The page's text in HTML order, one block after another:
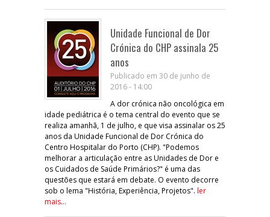
Unidade Funcional de Dor
Crónica do CHP assinala 25
anos
Publicado em 30 de junho de
2016 - 14:00
A dor crónica não oncológica em
idade pediátrica é o tema central do evento que se
realiza amanhã, 1 de julho, e que visa assinalar os 25
anos da Unidade Funcional de Dor Crónica do
Centro Hospitalar do Porto (CHP). "Podemos
melhorar a articulação entre as Unidades de Dor e
os Cuidados de Saúde Primários?" é uma das
questões que estará em debate. O evento decorre
sob o lema "História, Experiência, Projetos". ler
mais...